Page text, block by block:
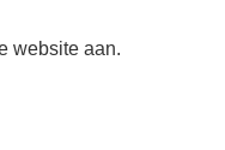
website aan.